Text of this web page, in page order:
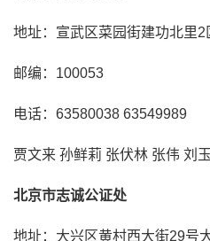
地址：宣武区菜园街建功北里2
邮编：100053
电话：63580038 63549989
贾文来 孙鲜莉 张伏林 张伟 刘
北京市志诚公证处
地址：大兴区黄村西大街29号